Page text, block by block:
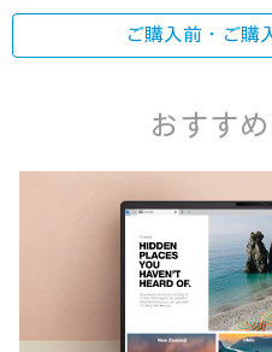
ご購入前・ご購
おすす